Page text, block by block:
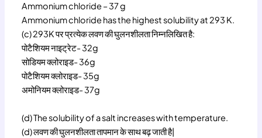
Ammonium chloride – 37 g
Ammonium chloride has the highest solubility at 293 K.
(c) 293K पर प्रत्येक लवण की घुलनशीलता निम्नलिखित है:
पोटैशियम नाइट्रेट- 32g
सोडियम क्लोराइड- 36g
पोटैशियम क्लोराइड- 35g
अमोनियम क्लोराइड- 37g
(d) The solubility of a salt increases with temperature.
(d) लवण की घुलनशीलता तापमान के साथ बढ़ जाती है|